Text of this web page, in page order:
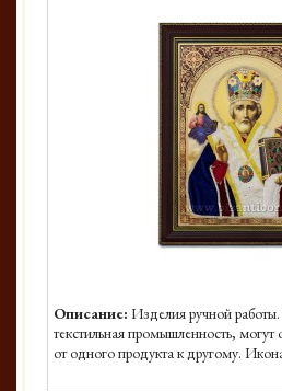
Описание: Изделия ручной
текстильная промышленность, могут
от одного продукта к другому.